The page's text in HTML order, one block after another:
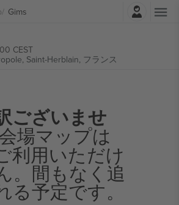
Gims
CEST
Saint-Herblain, フランス
ございませ
会場マップは
利用いただけ
。間もなく追
る予定です。